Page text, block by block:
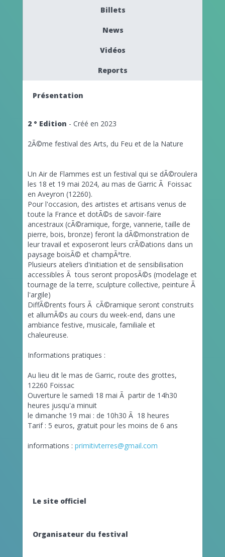
Billets
News
Vidéos
Reports
Présentation
2 ° Edition - Créé en 2023
2Ã©me festival des Arts, du Feu et de la Nature
Un Air de Flammes est un festival qui se dÃ©roulera
les 18 et 19 mai 2024, au mas de Garric Ã Foissac
en Aveyron (12260).
Pour l'occasion, des artistes et artisans venus de
toute la France et dotÃ©s de savoir-faire
ancestraux (cÃ©ramique, forge, vannerie, taille de
pierre, bois, bronze) feront la dÃ©monstration de
leur travail et exposeront leurs crÃ©ations dans un
paysage boisÃ© et champÃªtre.
Plusieurs ateliers d'initiation et de sensibilisation
accessibles Ã tous seront proposÃ©s (modelage et
tournage de la terre, sculpture collective, peinture Ã
l'argile)
DiffÃ©rents fours Ã cÃ©ramique seront construits
et allumÃ©s au cours du week-end, dans une
ambiance festive, musicale, familiale et
chaleureuse.
Informations pratiques :
Au lieu dit le mas de Garric, route des grottes,
12260 Foissac
Ouverture le samedi 18 mai Ã partir de 14h30
heures jusqu'a minuit
le dimanche 19 mai : de 10h30 Ã 18 heures
Tarif : 5 euros, gratuit pour les moins de 6 ans
informations : primitivterres@gmail.com
Le site officiel
Organisateur du festival